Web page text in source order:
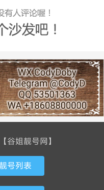
谷姐靓号网】
号列表